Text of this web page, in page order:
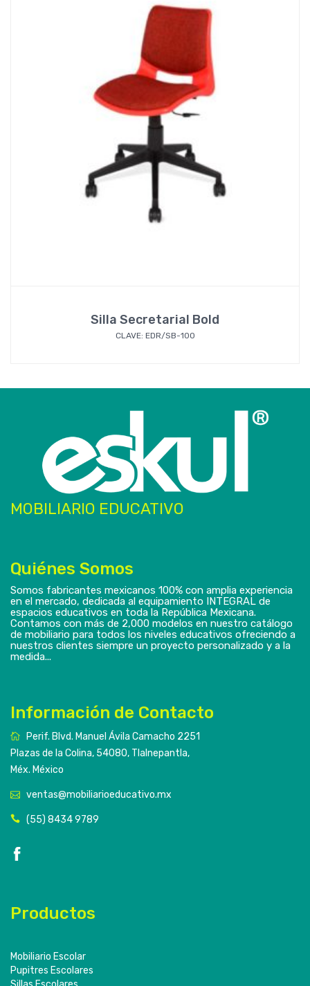
Silla Secretarial Bold
CLAVE: EDR/SB-100
MOBILIARIO EDUCATIVO
Quiénes Somos
Somos fabricantes mexicanos 100% con amplia experiencia
en el mercado, dedicada al equipamiento INTEGRAL de
espacios educativos en toda la República Mexicana.
Contamos con más de 2,000 modelos en nuestro catálogo
de mobiliario para todos los niveles educativos ofreciendo a
nuestros clientes siempre un proyecto personalizado y a la
medida...
Información de Contacto
Perif. Blvd. Manuel Ávila Camacho 2251
Plazas de la Colina, 54080, Tlalnepantla,
Méx. México
ventas@mobiliarioeducativo.mx
(55) 8434 9789
Productos
Mobiliario Escolar
Pupitres Escolares